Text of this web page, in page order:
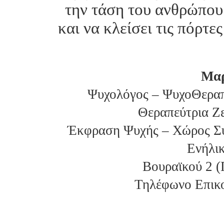
την τάση του
και να κλείσει τις
Ψυχολόγος –
Θεραπεύτρια
Έκφραση Ψυχής – Χώρος
Βουραϊκού 2
Τηλέφωνο